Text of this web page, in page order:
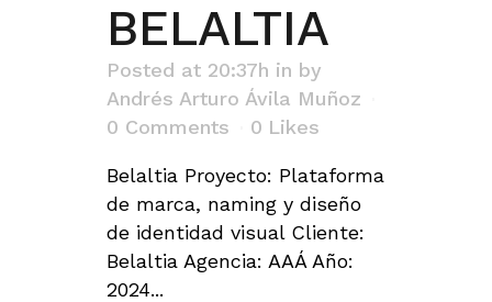
BELALTIA
Posted at 20:37h in by
Andrés Arturo Ávila Muñoz
0 Comments
0 Likes
Belaltia Proyecto: Plataforma
de marca, naming y diseño
de identidad visual Cliente:
Belaltia Agencia: AAÁ Año:
2024...